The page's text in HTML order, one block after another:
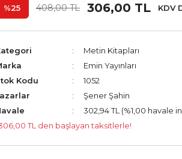
%25 408,00 TL 306,00 TL KDV
Metin Kitapları
Emin Yayınları
Kodu
1052
Şener Şahin
302,94 TL (%1,00 havale
TL den başlayan taksitlerle!